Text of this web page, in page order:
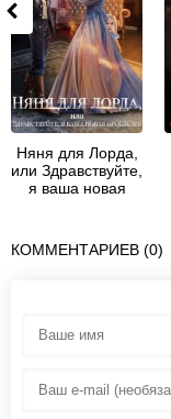
Няня для Лорда,
или Здравствуйте,
я ваша новая
Кристина
Антановна "Криси
КОММЕНТАРИЕВ (0)